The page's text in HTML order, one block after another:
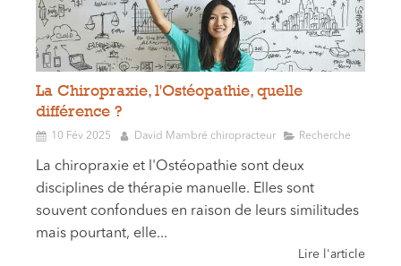
La Chiropraxie, l'Ostéopathie, quelle
différence ?
10 Fév 2025 David Mambré chiropracteur Recherche
La chiropraxie et l'Ostéopathie sont deux
disciplines de thérapie manuelle. Elles sont
souvent confondues en raison de leurs similitudes
mais pourtant, elle...
Lire l'article